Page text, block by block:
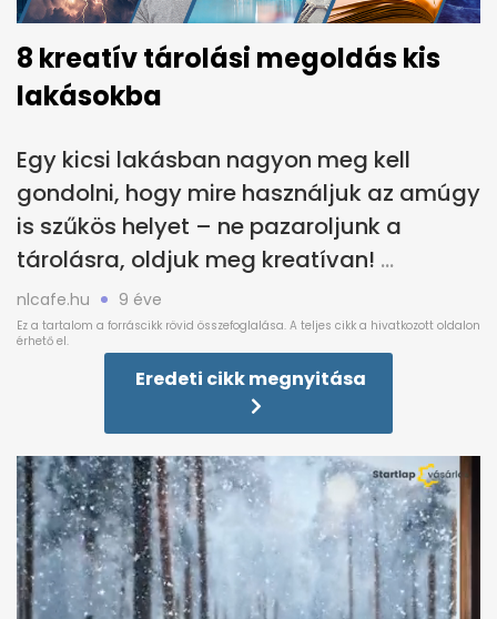
8 kreatív tárolási megoldás kis
lakásokba
Egy kicsi lakásban nagyon meg kell
gondolni, hogy mire használjuk az amúgy
is szűkös helyet – ne pazaroljunk a
tárolásra, oldjuk meg kreatívan!
nlcafe.hu 9 éve
Eredeti cikk megnyitása